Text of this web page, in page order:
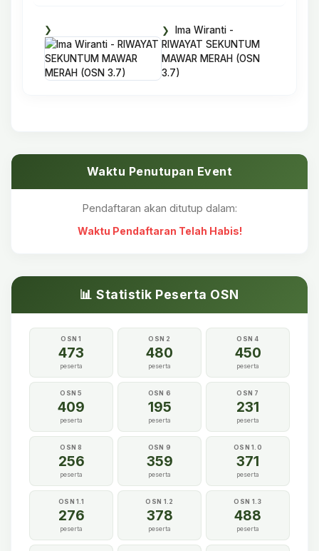
Ima Wiranti -
RIWAYAT SEKUNTUM
MAWAR MERAH (OSN
3.7)
Waktu Penutupan Event
Pendaftaran akan ditutup dalam:
Waktu Pendaftaran Telah Habis!
📊 Statistik Peserta OSN
OSN 1
473
peserta
OSN 2
480
peserta
OSN 4
450
peserta
OSN 5
409
peserta
OSN 6
195
peserta
OSN 7
231
peserta
OSN 8
256
peserta
OSN 9
359
peserta
OSN 1.0
371
peserta
OSN 1.1
276
peserta
OSN 1.2
378
peserta
OSN 1.3
488
peserta